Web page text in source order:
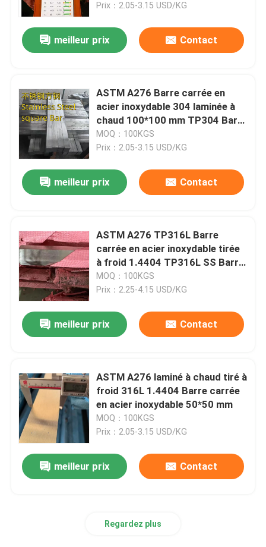
Produits
Vidéos
À propos de nous
Contrôle de la qualité
Nous contacter
Nouvelles
Prix：2.05-3.15 USD/KG
meilleur prix Contact
ASTM A276 Barre carrée en
acier inoxydable 304 laminée à
chaud 100*100 mm TP304 Barre
carrée
MOQ：100KGS
Prix：2.05-3.15 USD/KG
meilleur prix Contact
ASTM A276 TP316L Barre
carrée en acier inoxydable tirée
à froid 1.4404 TP316L SS Barre
8*8 10*10mm
MOQ：100KGS
Prix：2.25-4.15 USD/KG
meilleur prix Contact
ASTM A276 laminé à chaud tiré à
froid 316L 1.4404 Barre carrée
en acier inoxydable 50*50 mm
MOQ：100KGS
Prix：2.05-3.15 USD/KG
meilleur prix Contact
Regardez plus